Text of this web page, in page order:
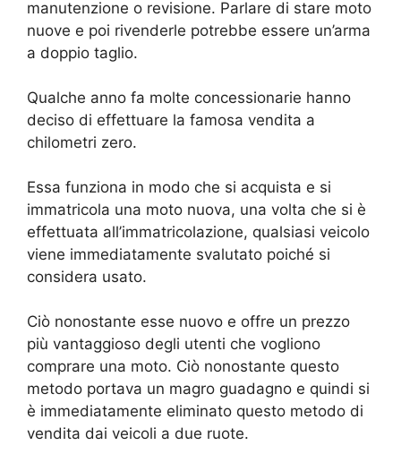
manutenzione o revisione. Parlare di stare moto
nuove e poi rivenderle potrebbe essere un’arma
a doppio taglio.
Qualche anno fa molte concessionarie hanno
deciso di effettuare la famosa vendita a
chilometri zero.
Essa funziona in modo che si acquista e si
immatricola una moto nuova, una volta che si è
effettuata all’immatricolazione, qualsiasi veicolo
viene immediatamente svalutato poiché si
considera usato.
Ciò nonostante esse nuovo e offre un prezzo
più vantaggioso degli utenti che vogliono
comprare una moto. Ciò nonostante questo
metodo portava un magro guadagno e quindi si
è immediatamente eliminato questo metodo di
vendita dai veicoli a due ruote.